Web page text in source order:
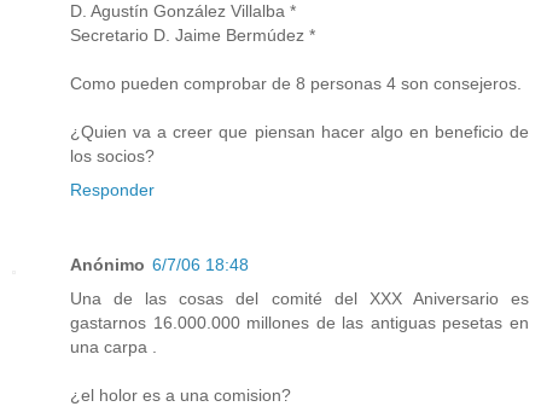
D. Agustín González Villalba *
Secretario D. Jaime Bermúdez *
Como pueden comprobar de 8 personas 4 son consejeros.
¿Quien va a creer que piensan hacer algo en beneficio de
los socios?
Responder
Anónimo 6/7/06 18:48
Una de las cosas del comité del XXX Aniversario es
gastarnos 16.000.000 millones de las antiguas pesetas en
una carpa .
¿el holor es a una comision?